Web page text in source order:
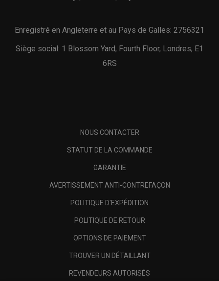
Enregistré en Angleterre et au Pays de Galles: 2756321
Siège social: 1 Blossom Yard, Fourth Floor, Londres, E1
6RS
NOUS CONTACTER
STATUT DE LA COMMANDE
GARANTIE
AVERTISSEMENT ANTI-CONTREFAÇON
POLITIQUE D'EXPÉDITION
POLITIQUE DE RETOUR
OPTIONS DE PAIEMENT
TROUVER UN DÉTAILLANT
REVENDEURS AUTORISÉS